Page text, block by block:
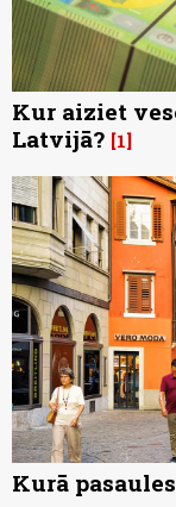
Kur aiziet
Latvijā? 1
Kurā